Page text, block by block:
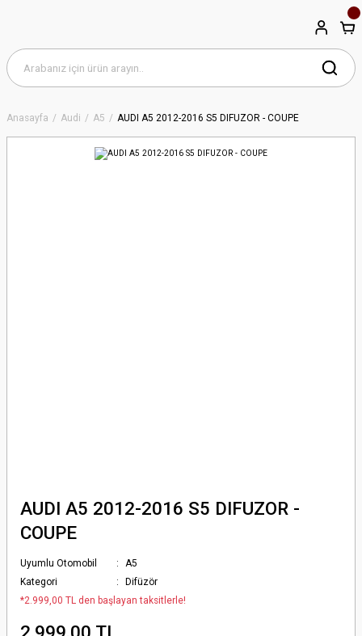
Anasayfa Audi A5 AUDI A5 2012-2016 S5 DIFUZOR - COUPE
AUDI A5 2012-2016 S5 DIFUZOR -
COUPE
Uyumlu Otomobil
A5
Kategori
Difüzör
*2.999,00 TL den başlayan taksitlerle!